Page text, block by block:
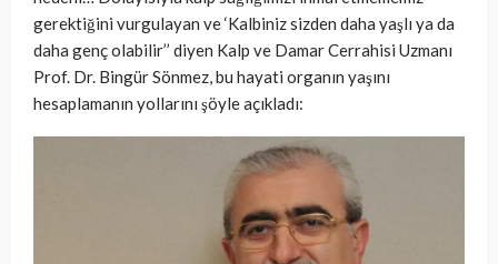
gerektiğini vurgulayan ve ‘Kalbiniz sizden daha yaşlı ya da
daha genç olabilir’’ diyen Kalp ve Damar Cerrahisi Uzmanı
Prof. Dr. Bingür Sönmez, bu hayati organın yaşını
hesaplamanın yollarını şöyle açıkladı: